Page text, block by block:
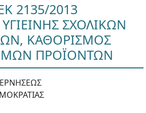
2135/2013
ΣΧΟΛΙΚΩΝ
ΚΑΘΟΡΙΣΜΟΣ
ΠΡΟΪΟΝΤΩΝ